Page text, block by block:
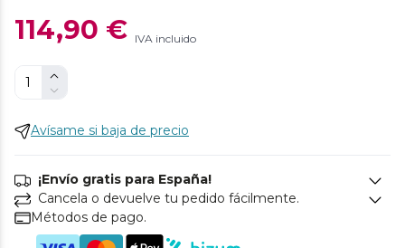
114,90 € IVA incluido
Avísame si baja de precio
¡Envío gratis para España!
Cancela o devuelve tu pedido fácilmente.
Métodos de pago.